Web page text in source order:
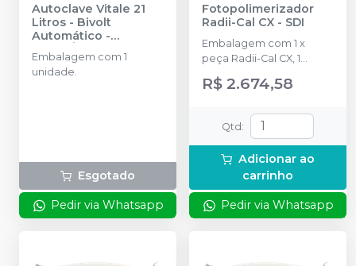
Autoclave Vitale 21
Litros - Bivolt
Automático -
CRISTÓFOLI
Embalagem com 1
unidade.
Esgotado
Pedir via Whatsapp
Fotopolimerizador
Radii-Cal CX - SDI
Embalagem com 1 x
peça Radii-Cal CX, 1
tomada multi regional, 5
lentes sobressalentes e
100 barreiras de
proteção.
R$ 2.674,58
Qtd:
Adicionar ao
carrinho
Pedir via Whatsapp